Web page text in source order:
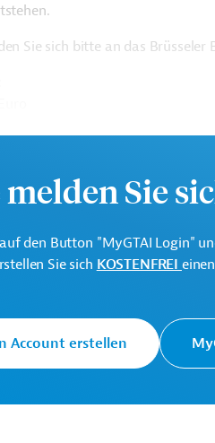
Sie sich bitte an das
Generaldirektion
Sie
den Button "MyGTAI Login"
Sie sich KOSTENFREI
Account erstellen